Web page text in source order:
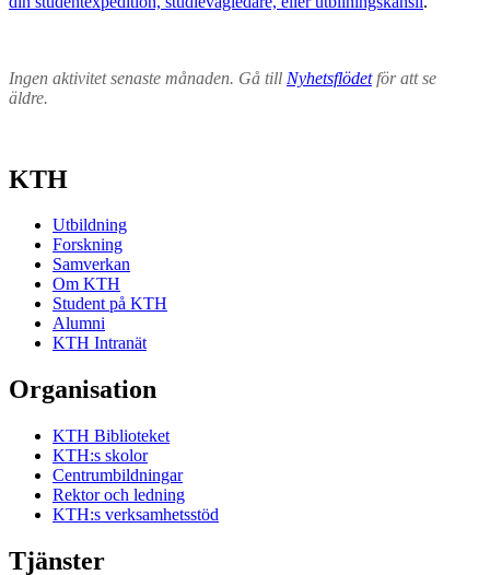
Ingen aktivitet senaste månaden. Gå till Nyhetsflödetför att se
äldre.
KTH
Utbildning
Forskning
Samverkan
Om KTH
Student på KTH
Alumni
KTH Intranät
Organisation
KTH Biblioteket
KTH:s skolor
Centrumbildningar
Rektor och ledning
KTH:s verksamhetsstöd
Tjänster